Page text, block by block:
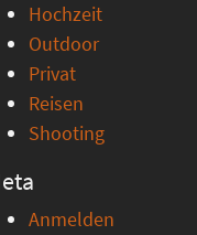
Hochzeit
Outdoor
Privat
Reisen
Shooting
Anmelden